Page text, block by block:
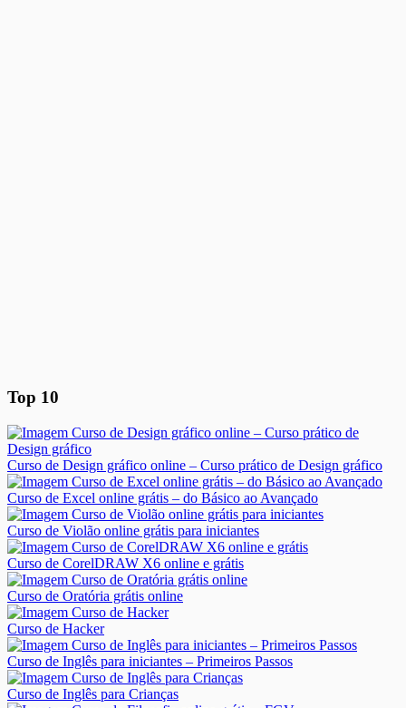
Top 10
Curso de Design gráfico online – Curso prático de Design gráfico
Curso de Excel online grátis – do Básico ao Avançado
Curso de Violão online grátis para iniciantes
Curso de CorelDRAW X6 online e grátis
Curso de Oratória grátis online
Curso de Hacker
Curso de Inglês para iniciantes – Primeiros Passos
Curso de Inglês para Crianças